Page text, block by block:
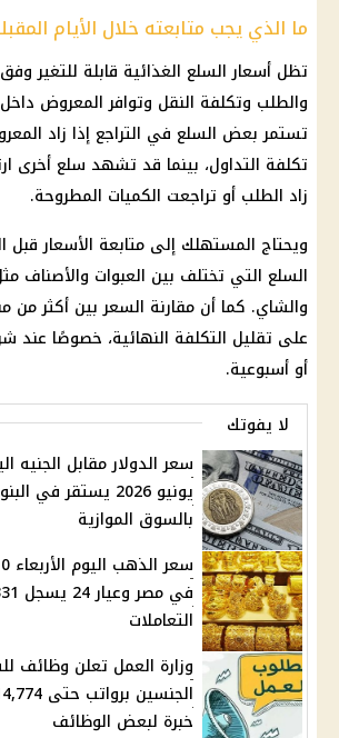
ما الذي يجب متابعته خلال الأيام
تظل أسعار السلع الغذائية قابلة للتغير
والطلب وتكلفة النقل وتوافر المعروض
تستمر بعض السلع في التراجع إذا زاد
تكلفة التداول، بينما قد تشهد سلع أخرى
زاد الطلب أو تراجعت الكميات المطروحة.
ويحتاج المستهلك إلى متابعة الأسعارقبل
السلع التي تختلف بين العبوات والأصناف
والشاي. كما أن مقارنة السعر بين أكثر من
على تقليل التكلفة النهائية، خصوصًا عند
أو أسبوعية.
لا يفوتك
يونيو 2026 يستقر في
بالسوق الموازية
التعاملات
وزارة العمل تعلن وظائف
خبرة لبعض الوظائف